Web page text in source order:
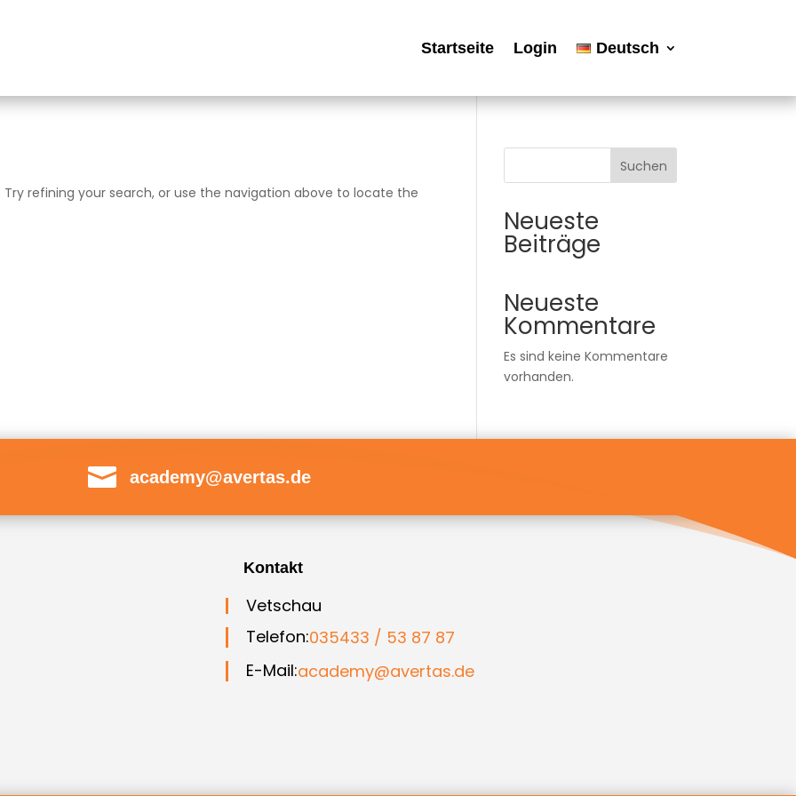
Startseite Login Deutsch
refining your search, or use the navigation above to locate the
Suchen
Neueste
Beiträge
Neueste
Kommentare
Es sind keine Kommentare
vorhanden.
 academy@avertas.de
Kontakt
Vetschau
Telefon:035433 / 53 87 87
E-Mail:academy@avertas.de